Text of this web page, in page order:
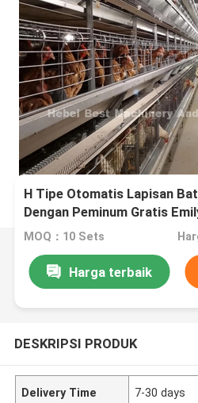
H Tipe Otomatis Lapisan
Dengan Peminum Gratis
MOQ：10 Sets
Harga terbaik
DESKRIPSI PRODUK
Delivery Time 7-30 days